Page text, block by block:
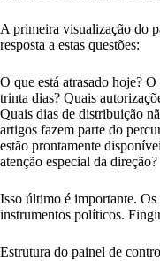
A primeira visualização do
resposta a estas questões:
O que está atrasado hoje?
trinta dias? Quais
Quais dias de distribuição
artigos fazem parte do
estão prontamente
atenção especial da direção?
Isso último é importante.
instrumentos políticos.
Estrutura do painel de